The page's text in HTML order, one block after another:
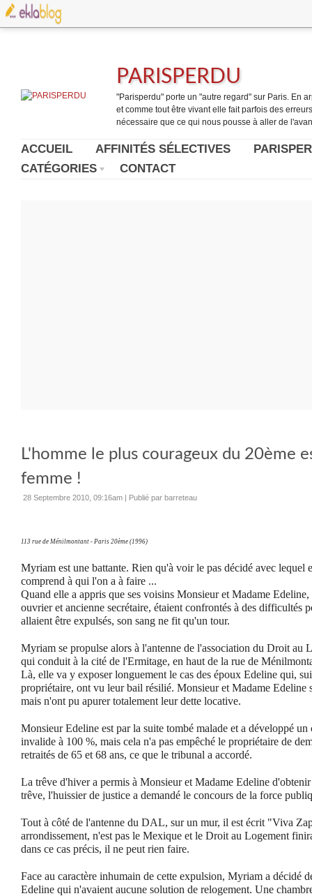
PARISPERDU
"Parisperdu" porte un "autre regard" sur Paris. En
et comme tout être vivant elle fait parfois des
nécessaire que ce qui nous pousse à aller de
ACCUEIL AFFINITÉS SÉLECTIVES
CATÉGORIES
CONTACT
L'homme le plus courageux du 20ème
femme !
28 Septembre 2010, 09:16am | Publié par barreteau
113 rue de Ménilmontant - Paris 20ème (1996)
Myriam est une battante. Rien qu'à voir le pas décidé avec lequel
comprend à qui l'on a à faire ...
Quand elle a appris que ses voisins Monsieur et Madame
ouvrier et ancienne secrétaire, étaient confrontés à des difficultés
allaient être expulsés, son sang ne fit qu'un tour.
Myriam se propulse alors à l'antenne de l'association du Droit au
qui conduit à la cité de l'Ermitage, en haut de la rue de
Là, elle va y exposer longuement le cas des époux Edeline qui,
propriétaire, ont vu leur bail résilié. Monsieur et Madame Edeline
mais n'ont pu apurer totalement leur dette locative.
Monsieur Edeline est par la suite tombé malade et a développé un
invalide à 100 %, mais cela n'a pas empêché le propriétaire de
retraités de 65 et 68 ans, ce que le tribunal a accordé.
La trêve d'hiver a permis à Monsieur et Madame Edeline
trêve, l'huissier de justice a demandé le concours de la force
Tout à côté de l'antenne du DAL, sur un mur, il est écrit "Viva
arrondissement, n'est pas le Mexique et le Droit au Logement
dans ce cas précis, il ne peut rien faire.
Face au caractère inhumain de cette expulsion, Myriam a décidé
Edeline qui n'avaient aucune solution de relogement. Une